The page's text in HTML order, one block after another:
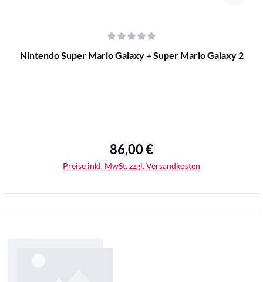
Durchschnittliche Bewertung von 0 von 5 Sternen
Nintendo Super Mario Galaxy + Super Mario Galaxy 2
Regulärer Preis:
86,00 €
Preise inkl. MwSt. zzgl. Versandkosten